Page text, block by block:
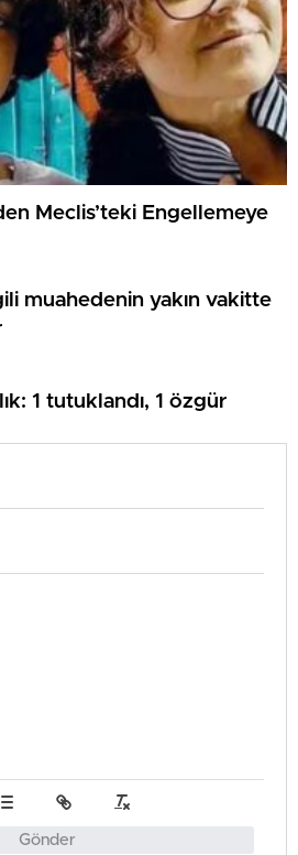
Meclis’teki Engellemeye
muahedenin yakın vakitte
1 tutuklandı, 1 özgür
Gönder